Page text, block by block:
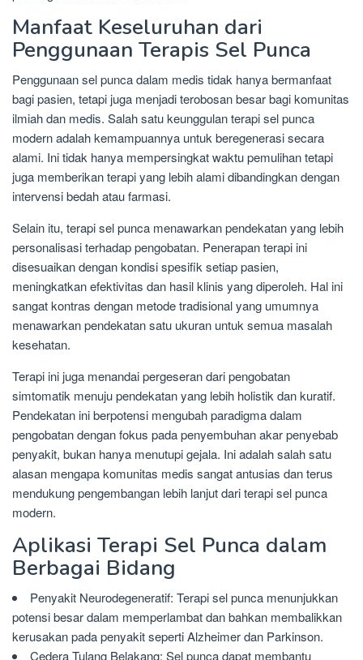
Manfaat Keseluruhan dari
Penggunaan Terapis Sel Punca
Penggunaan sel punca dalam medis tidak hanya bermanfaat
bagi pasien, tetapi juga menjadi terobosan besar bagi komunitas
ilmiah dan medis. Salah satu keunggulan terapi sel punca
modern adalah kemampuannya untuk beregenerasi secara
alami. Ini tidak hanya mempersingkat waktu pemulihan tetapi
juga memberikan terapi yang lebih alami dibandingkan dengan
intervensi bedah atau farmasi.
Selain itu, terapi sel punca menawarkan pendekatan yang lebih
personalisasi terhadap pengobatan. Penerapan terapi ini
disesuaikan dengan kondisi spesifik setiap pasien,
meningkatkan efektivitas dan hasil klinis yang diperoleh. Hal ini
sangat kontras dengan metode tradisional yang umumnya
menawarkan pendekatan satu ukuran untuk semua masalah
kesehatan.
Terapi ini juga menandai pergeseran dari pengobatan
simtomatik menuju pendekatan yang lebih holistik dan kuratif.
Pendekatan ini berpotensi mengubah paradigma dalam
pengobatan dengan fokus pada penyembuhan akar penyebab
penyakit, bukan hanya menutupi gejala. Ini adalah salah satu
alasan mengapa komunitas medis sangat antusias dan terus
mendukung pengembangan lebih lanjut dari terapi sel punca
modern.
Aplikasi Terapi Sel Punca dalam
Berbagai Bidang
Penyakit Neurodegeneratif: Terapi sel punca menunjukkan
potensi besar dalam memperlambat dan bahkan membalikkan
kerusakan pada penyakit seperti Alzheimer dan Parkinson.
Cedera Tulang Belakang: Sel punca dapat membantu